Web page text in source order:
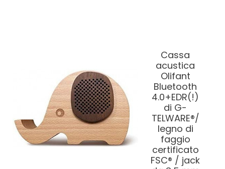
Cassa
acustica
Olifant
Bluetooth
4.0+EDR(!)
di G-
TELWARE®/
legno di
faggio
certificato
FSC® / jack